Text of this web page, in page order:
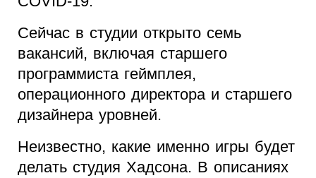
Сейчас в студии открыто семь
вакансий, включая старшего
программиста геймплея,
операционного директора и старшего
дизайнера уровней.
Неизвестно, какие именно игры будет
делать студия Хадсона. В описаниях